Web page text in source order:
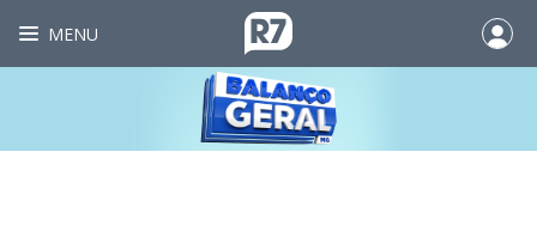
MENU